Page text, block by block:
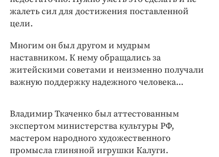
жалеть сил для достижения поставленной
цели.
Многим он был другом и мудрым
наставником. К нему обращались за
житейскими советами и неизменно получали
важную поддержку надежного человека...
Владимир Ткаченко был аттестованным
экспертом министерства культуры РФ,
мастером народного художественного
промысла глиняной игрушки Калуги.